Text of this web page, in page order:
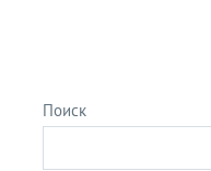
Поиск